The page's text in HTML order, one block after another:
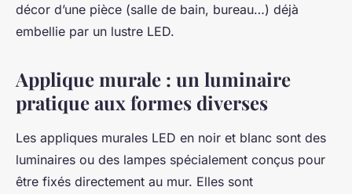
décor d’une pièce (salle de bain, bureau…) déjà
embellie par un lustre LED.
Applique murale : un luminaire
pratique aux formes diverses
Les appliques murales LED en noir et blanc sont des
luminaires ou des lampes spécialement conçus pour
être fixés directement au mur. Elles sont